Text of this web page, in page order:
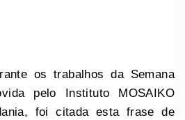
os trabalhos da Semana
pelo Instituto MOSAIKO
foi citada esta frase de